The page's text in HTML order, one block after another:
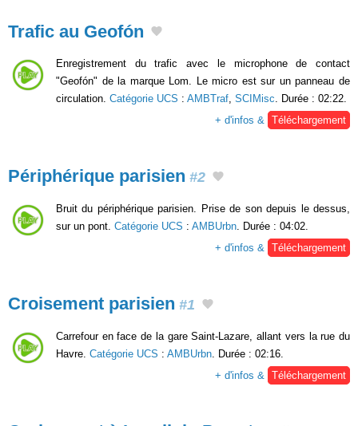
Trafic au Geofón
Enregistrement du trafic avec le microphone de contact
"Geofón" de la marque Lom. Le micro est sur un panneau de
circulation. Catégorie UCS : AMBTraf, SCIMisc. Durée : 02:22.
+ d'infos & Téléchargement
Périphérique parisien #2
Bruit du périphérique parisien. Prise de son depuis le dessus,
sur un pont. Catégorie UCS : AMBUrbn . Durée : 04:02.
+ d'infos &
Téléchargement
Croisement parisien #1
Carrefour en face de la gare Saint-Lazare, allant vers la rue du
Havre. Catégorie UCS : AMBUrbn . Durée : 02:16.
+ d'infos &
Téléchargement